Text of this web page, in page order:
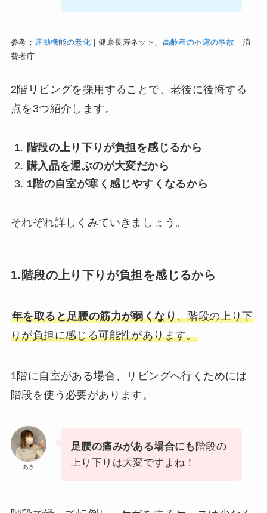
参考：運動機能の老化｜健康長寿ネット、 高齢者の不慮の事故 ｜消
費者庁
2階リビングを採用することで、老後に後悔する
点を3つ紹介します。
階段の上り下りが負担を感じるから
購入品を運ぶのが大変だから
1階の自室が寒く感じやすくなるから
それぞれ詳しくみていきましょう。
1.階段の上り下りが負担を感じるから
年を取ると足腰の筋力が弱くなり、階段の上り下
りが負担に感じる可能性があります。
1階に自室がある場合、リビングへ行くためには
階段を使う必要があります。
あき
足腰の痛みがある場合にも 階段の
上り下りは大変ですよね！